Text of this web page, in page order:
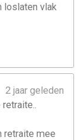
loslaten vlak
2 jaar geleden
retraite mee